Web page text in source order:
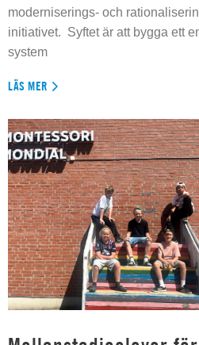
moderniserings- och
initiativet. Syftet är att bygga ett
system
LÄS MER